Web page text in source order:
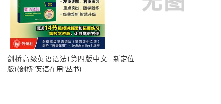
剑桥高级英语语法(第四版中文
版)(剑桥“英语在用”丛书)
新定位